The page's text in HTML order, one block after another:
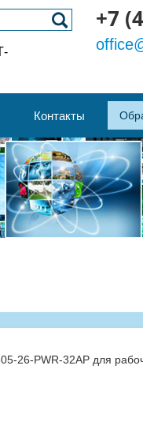
+7
Контакты
26-PWR-32AP для